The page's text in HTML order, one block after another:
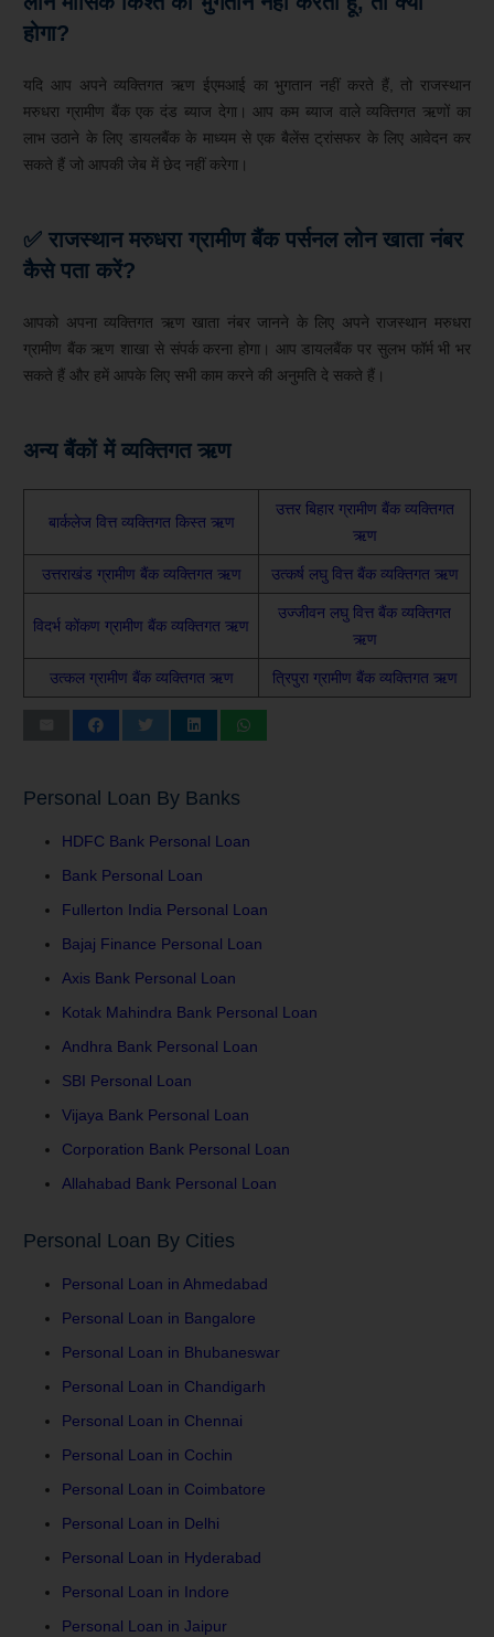
होगा?
यदि आप अपने व्यक्तिगत ऋण ईएमआई का भुगतान नहीं करते हैं, तो राजस्थान
मरुधरा ग्रामीण बैंक एक दंड ब्याज देगा। आप कम ब्याज वाले व्यक्तिगत ऋणों का
लाभ उठाने के लिए डायलबैंक के माध्यम से एक बैलेंस ट्रांसफर के लिए आवेदन कर
सकते हैं जो आपकी जेब में छेद नहीं करेगा।
✅ राजस्थान मरुधरा ग्रामीण बैंक पर्सनल लोन खाता नंबर
कैसे पता करें?
आपको अपना व्यक्तिगत ऋण खाता नंबर जानने के लिए अपने राजस्थान मरुधरा
ग्रामीण बैंक ऋण शाखा से संपर्क करना होगा। आप डायलबैंक पर सुलभ फॉर्म भी भर
सकते हैं और हमें आपके लिए सभी काम करने की अनुमति दे सकते हैं।
अन्य बैंकों में व्यक्तिगत ऋण
बार्कलेज वित्त व्यक्तिगत किस्त ऋण
उत्तर बिहार ग्रामीण बैंक व्यक्तिगत
ऋण
उत्तराखंड ग्रामीण बैंक व्यक्तिगत ऋण उत्कर्ष लघु वित्त बैंक व्यक्तिगत ऋण
विदर्भ कोंकण ग्रामीण बैंक व्यक्तिगत ऋण
उज्जीवन लघु वित्त बैंक व्यक्तिगत
ऋण
उत्कल ग्रामीण बैंक व्यक्तिगत ऋण त्रिपुरा ग्रामीण बैंक व्यक्तिगत ऋण
Personal Loan By Banks
HDFC Bank Personal Loan
Bank Personal Loan
Fullerton India Personal Loan
Bajaj Finance Personal Loan
Axis Bank Personal Loan
Kotak Mahindra Bank Personal Loan
Andhra Bank Personal Loan
SBI Personal Loan
Vijaya Bank Personal Loan
Corporation Bank Personal Loan
Allahabad Bank Personal Loan
Personal Loan By Cities
Personal Loan in Ahmedabad
Personal Loan in Bangalore
Personal Loan in Bhubaneswar
Personal Loan in Chandigarh
Personal Loan in Chennai
Personal Loan in Cochin
Personal Loan in Coimbatore
Personal Loan in Delhi
Personal Loan in Hyderabad
Personal Loan in Indore
Personal Loan in Jaipur